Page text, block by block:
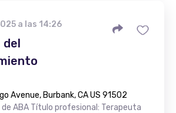
a las 14:26
del
Avenue, Burbank, CA US 91502
ABA Título profesional: Terapeuta